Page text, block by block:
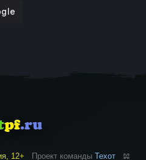
12+ Проект команды Техот 𝌴